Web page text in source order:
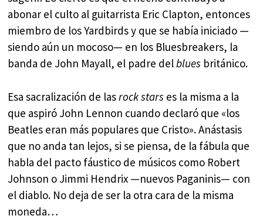
abonar el culto al guitarrista Eric Clapton, entonces
miembro de los Yardbirds y que se había iniciado —
siendo aún un mocoso— en los Bluesbreakers, la
banda de John Mayall, el padre delblues británico.
Esa sacralización de lasrock stars es la misma a la
que aspiró John Lennon cuando declaró que «los
Beatles eran más populares que Cristo». Anástasis
que no anda tan lejos, si se piensa, de la fábula que
habla del pacto fáustico de músicos como Robert
Johnson o Jimmi Hendrix —nuevos Paganinis— con
el diablo. No deja de ser la otra cara de la misma
moneda…